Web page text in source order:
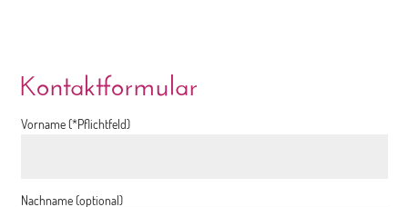
Kontaktformular
Vorname (*Pflichtfeld)
Nachname (optional)